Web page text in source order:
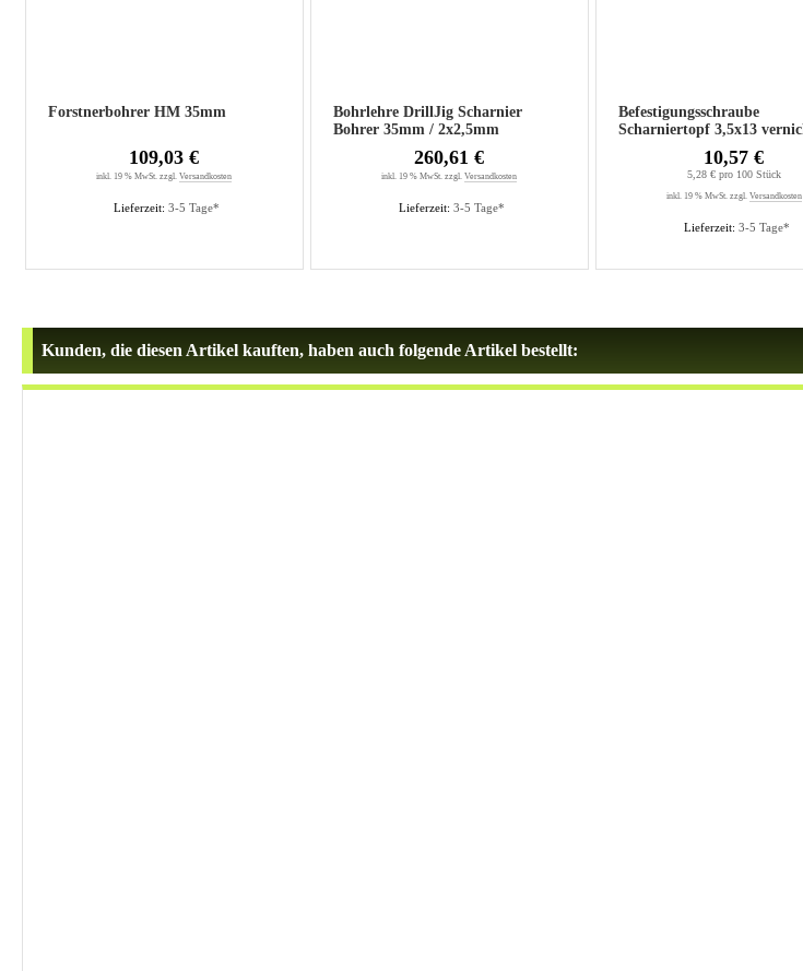
Forstnerbohrer HM 35mm
Lieferzeit:3-5 Tage*
109,03 €
inkl. 19 % MwSt. zzgl.Versandkosten
Bohrlehre DrillJig Scharnier
Bohrer 35mm / 2x2,5mm
Lieferzeit:3-5 Tage*
260,61 €
inkl. 19 % MwSt. zzgl.Versandkosten
Befestigungsschraube
Scharniertopf 3,5x13 vernickelt
Lieferzeit: 3-5 Tage*
10,57 €
5,28 € pro 100 Stück
inkl. 19 % MwSt. zzgl. Versandkosten
Kunden, die diesen Artikel kauften, haben auch folgende Artikel bestellt: